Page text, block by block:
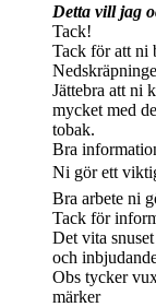
Detta vill jag
Tack!
Tack för att ni
Jättebra att ni
mycket med
tobak.
Bra
Ni gör ett
Bra arbete ni
Tack för
Det vita
och
Obs tycker
märker